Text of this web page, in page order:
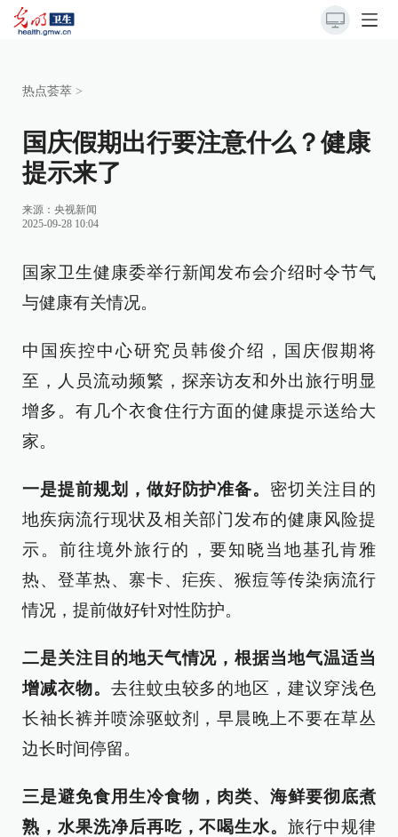
热点荟萃 >
国庆假期出行要注意什么？健康
提示来了
来源： 央视新闻
2025-09-28 10:04
国家卫生健康委举行新闻发布会介绍时令节气
与健康有关情况。
中国疾控中心研究员韩俊介绍，国庆假期将
至，人员流动频繁，探亲访友和外出旅行明显
增多。有几个衣食住行方面的健康提示送给大
家。
一是提前规划，做好防护准备。 密切关注目的
地疾病流行现状及相关部门发布的健康风险提
示。前往境外旅行的，要知晓当地基孔肯雅
热、登革热、寨卡、疟疾、猴痘等传染病流行
情况，提前做好针对性防护。
二是关注目的地天气情况，根据当地气温适当
增减衣物。 去往蚊虫较多的地区，建议穿浅色
长袖长裤并喷涂驱蚊剂，早晨晚上不要在草丛
边长时间停留。
三是避免食用生冷食物，肉类、海鲜要彻底煮
熟，水果洗净后再吃，不喝生水。旅行中规律